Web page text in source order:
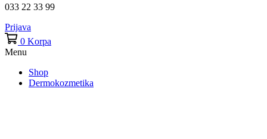
033 22 33 99
Prijava
0 Korpa
Menu
Shop
Dermokozmetika